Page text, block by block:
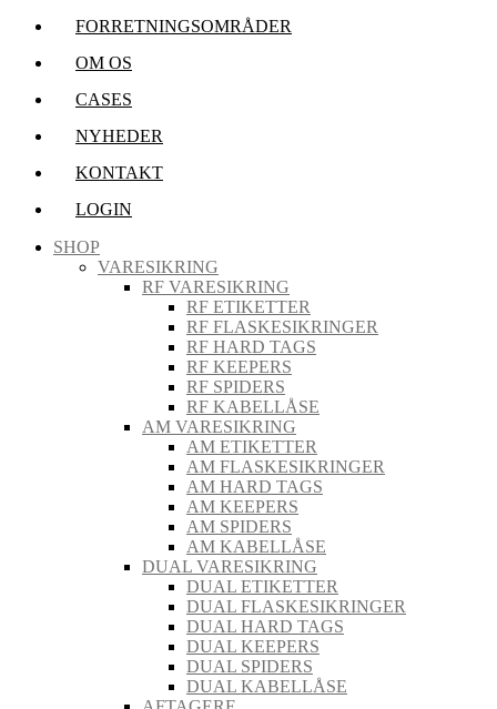
FORRETNINGSOMRÅDER
OM OS
CASES
NYHEDER
KONTAKT
LOGIN
SHOP
VARESIKRING
RF VARESIKRING
RF ETIKETTER
RF FLASKESIKRINGER
RF HARD TAGS
RF KEEPERS
RF SPIDERS
RF KABELLÅSE
AM VARESIKRING
AM ETIKETTER
AM FLASKESIKRINGER
AM HARD TAGS
AM KEEPERS
AM SPIDERS
AM KABELLÅSE
DUAL VARESIKRING
DUAL ETIKETTER
DUAL FLASKESIKRINGER
DUAL HARD TAGS
DUAL KEEPERS
DUAL SPIDERS
DUAL KABELLÅSE